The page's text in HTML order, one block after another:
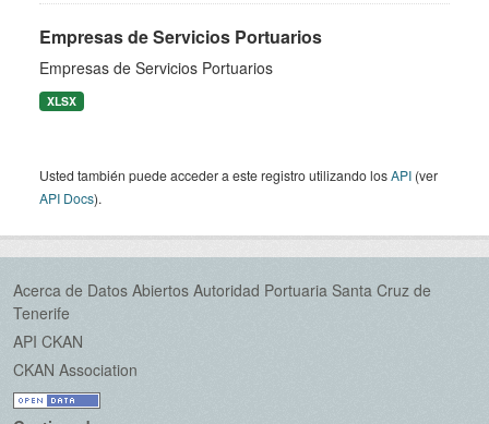
Empresas de Servicios Portuarios
Empresas de Servicios Portuarios
XLSX
Usted también puede acceder a este registro utilizando losAPI (ver
API Docs).
Acerca de Datos Abiertos Autoridad Portuaria Santa Cruz de
Tenerife
API CKAN
CKAN Association